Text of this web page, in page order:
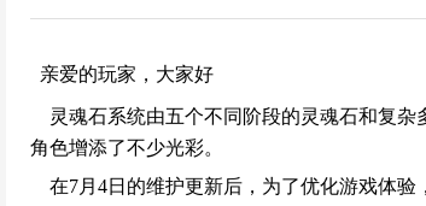
亲爱的玩家，大家好
灵魂石系统由五个不同阶段的灵魂石和复杂
角色增添了不少光彩。
在7月4日的维护更新后，为了优化游戏体验